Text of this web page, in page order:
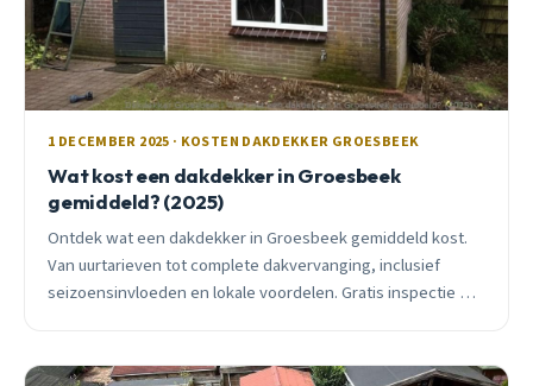
1 DECEMBER 2025 · KOSTEN DAKDEKKER GROESBEEK
Wat kost een dakdekker in Groesbeek
gemiddeld? (2025)
Ontdek wat een dakdekker in Groesbeek gemiddeld kost.
Van uurtarieven tot complete dakvervanging, inclusief
seizoensinvloeden en lokale voordelen. Gratis inspectie en